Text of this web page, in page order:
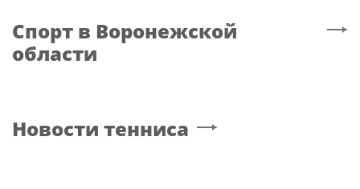
Спорт в Воронежской
области
Новости тенниса